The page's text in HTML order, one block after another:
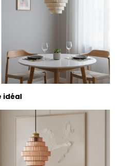
idéal